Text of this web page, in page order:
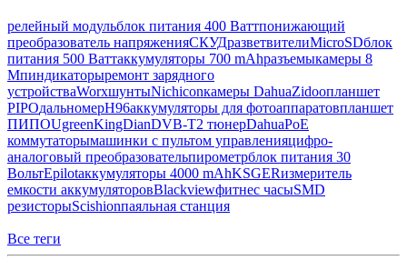
релейный модульблок питания 400 Ваттпонижающий
преобразователь напряженияСКУДразветвителиMicroSDблок
питания 500 Ваттаккумуляторы 700 mAhразъемыкамеры 8
Мпиндикаторыремонт зарядного
устройстваWorxшунтыNichiconкамеры DahuaZidooпланшет
PIPOдальномерH96аккумуляторы для фотоаппаратовпланшет
ПИПОUgreenKingDianDVB-T2 тюнерDahuaPoE
коммутаторымашинки с пультом управленияцифро-
аналоговый преобразовательпирометрблок питания 30
ВольтEpilotаккумуляторы 4000 mAhKSGERизмеритель
емкости аккумуляторовBlackviewфитнес часыSMD
резисторыScishionпаяльная станция
Все теги